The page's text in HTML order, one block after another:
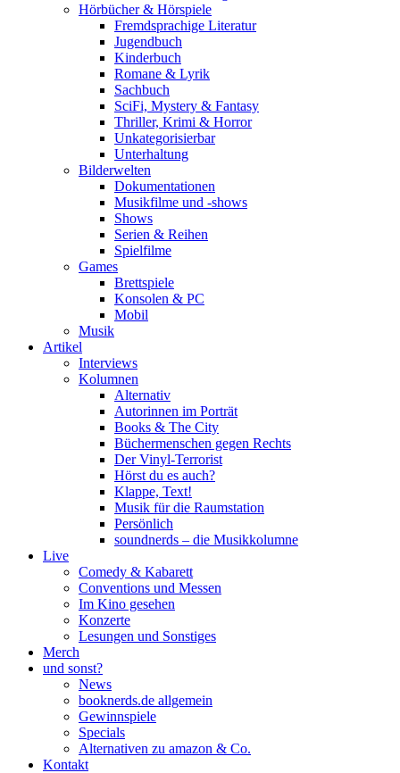
Hörbücher & Hörspiele
Fremdsprachige Literatur
Jugendbuch
Kinderbuch
Romane & Lyrik
Sachbuch
SciFi, Mystery & Fantasy
Thriller, Krimi & Horror
Unkategorisierbar
Unterhaltung
Bilderwelten
Dokumentationen
Musikfilme und -shows
Shows
Serien & Reihen
Spielfilme
Games
Brettspiele
Konsolen & PC
Mobil
Musik
Artikel
Interviews
Kolumnen
Alternativ
Autorinnen im Porträt
Books & The City
Büchermenschen gegen Rechts
Der Vinyl-Terrorist
Hörst du es auch?
Klappe, Text!
Musik für die Raumstation
Persönlich
soundnerds – die Musikkolumne
Live
Comedy & Kabarett
Conventions und Messen
Im Kino gesehen
Konzerte
Lesungen und Sonstiges
Merch
und sonst?
News
booknerds.de allgemein
Gewinnspiele
Specials
Alternativen zu amazon & Co.
Kontakt